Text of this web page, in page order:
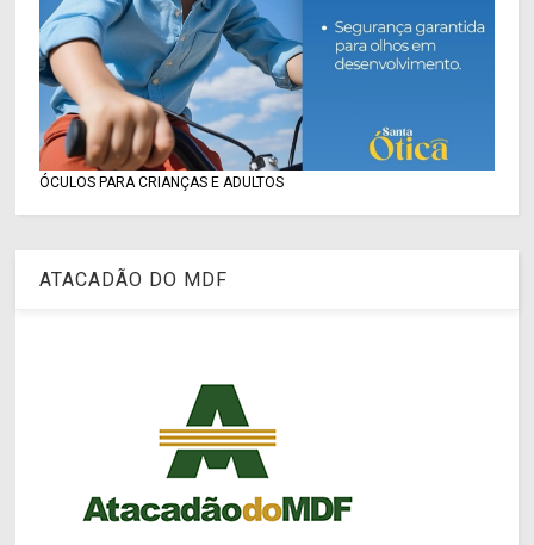
ÓCULOS PARA CRIANÇAS E ADULTOS
ATACADÃO DO MDF